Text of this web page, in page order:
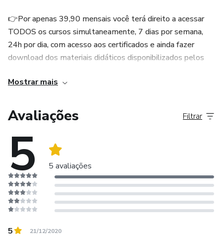
👉Por apenas 39,90 mensais você terá direito a acessar
TODOS os cursos simultaneamente, 7 dias por semana,
24h por dia, com acesso aos certificados e ainda fazer
download dos materiais didáticos disponibilizados pelos
FEBRE no MERCADO FITNESS entre Profissionais.
Mostrar mais
Avaliações
5 5 avaliações
Filtrar
5 21/12/2020